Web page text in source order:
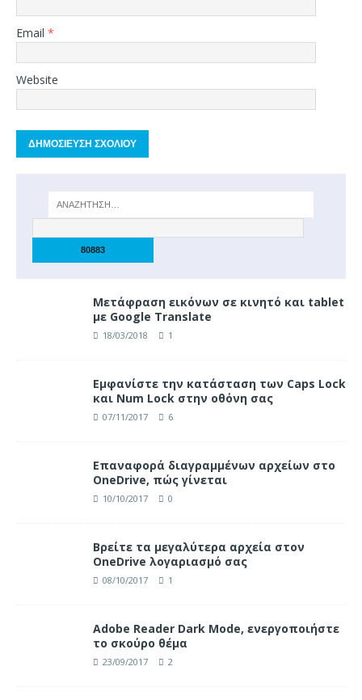
Email *
Website
Μετάφραση εικόνων σε κινητό και tablet
με Google Translate
18/03/2018 1
Eμφανίστε την κατάσταση των Caps Lock
και Num Lock στην οθόνη σας
07/11/2017 6
Επαναφορά διαγραμμένων αρχείων στο
OneDrive, πώς γίνεται
10/10/2017 0
Βρείτε τα μεγαλύτερα αρχεία στον
OneDrive λογαριασμό σας
08/10/2017 1
Adobe Reader Dark Mode, ενεργοποιήστε
το σκούρο θέμα
23/09/2017 2